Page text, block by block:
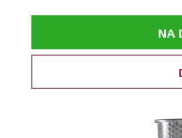
NA